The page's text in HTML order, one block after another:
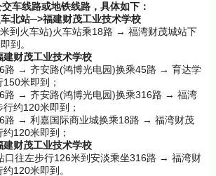
车线路或地铁线路，具体如下：
北站─>福建财茂工业技术学校
米到火车站)火车站乘18路 → 福湾财茂城站下
到。
建财茂工业技术学校
路 → 齐安路(鸿博光电园)换乘45路 → 育达学
150米即到；
路 → 齐安路(鸿博光电园)换乘316路 → 福湾
行约120米即到；
路 → 利嘉国际商业城换乘18路 → 福湾财茂
约120米即到；
建财茂工业技术学校
口往左步行126米到安淡乘坐316路 → 福湾财
约120米即到。